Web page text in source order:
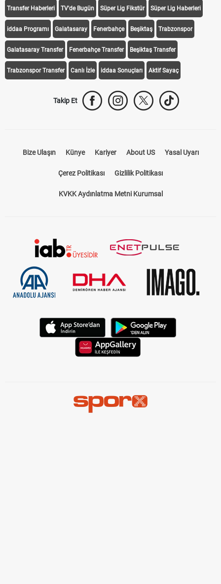
Transfer Haberleri TV'de Bugün Süper Lig Fikstür Süper Lig Haberleri
iddaa Programı Galatasaray Fenerbahçe Beşiktaş Trabzonspor
Galatasaray Transfer Fenerbahçe Transfer Beşiktaş Transfer
Trabzonspor Transfer Canlı İzle iddaa Sonuçları Aktif Sayaç
Takip Et
Bize Ulaşın Künye Kariyer About US Yasal Uyarı
Çerez Politikası Gizlilik Politikası
KVKK Aydınlatma Metni Kurumsal